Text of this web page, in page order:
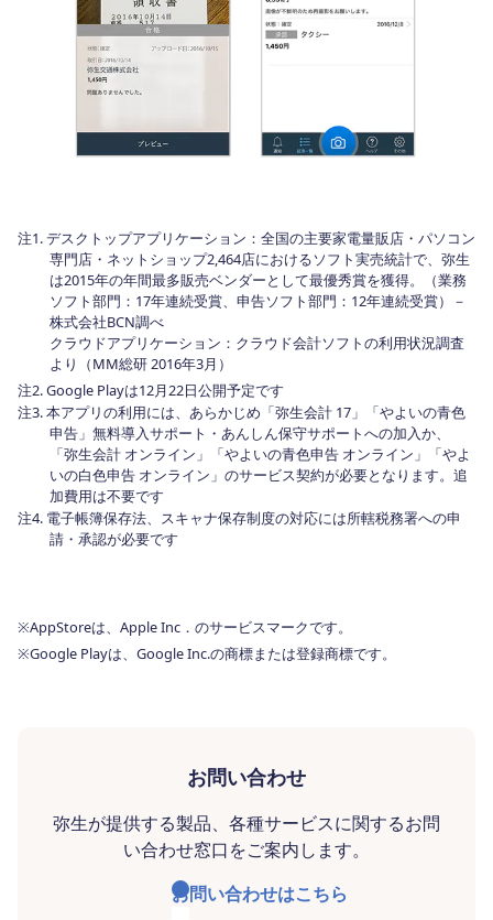
注1. デスクトップアプリケーション：全国の主要家電量販店・パソコン
専門店・ネットショップ2,464店におけるソフト実売統計で、弥生
は2015年の年間最多販売ベンダーとして最優秀賞を獲得。（業務
ソフト部門：17年連続受賞、申告ソフト部門：12年連続受賞）－
株式会社BCN調べ
クラウドアプリケーション：クラウド会計ソフトの利用状況調査
より（MM総研 2016年3月）
注2. Google Playは12月22日公開予定です
注3. 本アプリの利用には、あらかじめ「弥生会計 17」「やよいの青色
申告」無料導入サポート・あんしん保守サポートへの加入か、
「弥生会計 オンライン」「やよいの青色申告 オンライン」「やよ
いの白色申告 オンライン」のサービス契約が必要となります。追
加費用は不要です
注4. 電子帳簿保存法、スキャナ保存制度の対応には所轄税務署への申
請・承認が必要です
※AppStoreは、Apple Inc．のサービスマークです。
※Google Playは、Google Inc.の商標または登録商標です。
お問い合わせ
弥生が提供する製品、各種サービスに関するお問
い合わせ窓口をご案内します。
お問い合わせはこちら